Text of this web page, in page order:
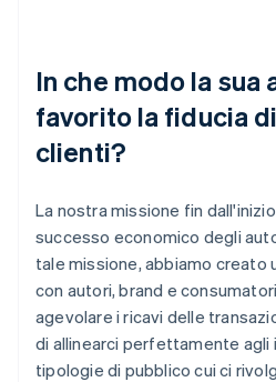
In che modo la sua
favorito la fiducia
clienti?
La nostra missione fin
successo economico degli
tale missione, abbiamo creato
con autori, brand e
agevolare i ricavi delle
di allinearci perfettamente agli
tipologie di pubblico cui ci